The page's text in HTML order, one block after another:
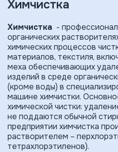
Химчистка
Химчистка -
органических
химических процессов
материалов, текстиля,
меха обеспечивающих
изделий в среде
(кроме воды) в
машине химчистки.
химической чистки:
не поддаются обычной
предприятии химчистка
растворителем –
тетрахлорэтиленов).